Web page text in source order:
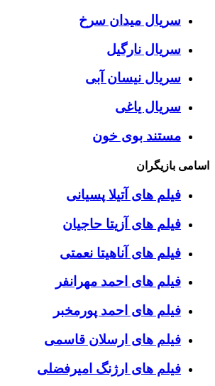
سریال میدان سرخ
سریال نارگیل
سریال نیسان آبی
سریال یاغی
مستند بوی خون
اسامی بازیگران
فیلم های آتیلا پسیانی
فیلم های آزیتا حاجیان
فیلم های آناهیتا نعمتی
فیلم های احمد مهرانفر
فیلم های احمد پورمخبر
فیلم های ارسلان قاسمی
فیلم های ارژنگ امیرفضلی